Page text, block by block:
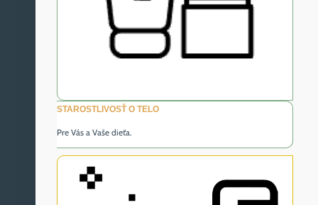
STAROSTLIVOSŤ O TELO
Pre Vás a Vaše dieťa.